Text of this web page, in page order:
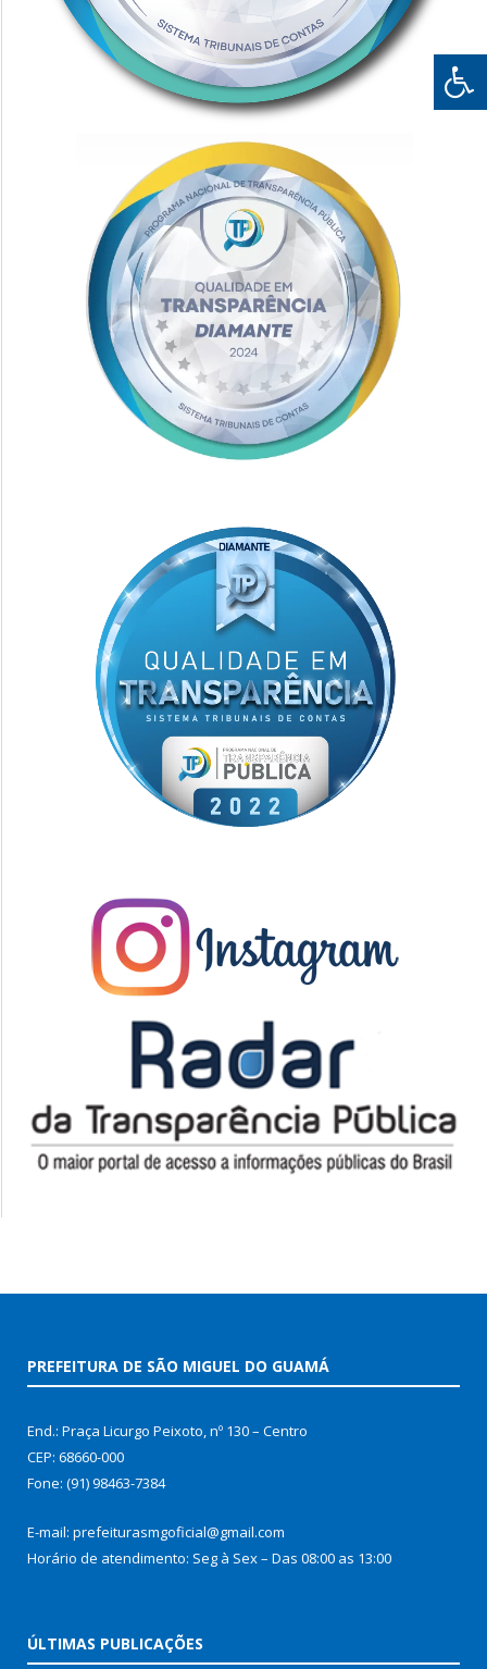
PREFEITURA DE SÃO MIGUEL DO GUAMÁ
End.: Praça Licurgo Peixoto, nº 130 – Centro
CEP: 68660-000
Fone: (91) 98463-7384
E-mail: prefeiturasmgoficial@gmail.com
Horário de atendimento: Seg à Sex – Das 08:00 as 13:00
ÚLTIMAS PUBLICAÇÕES